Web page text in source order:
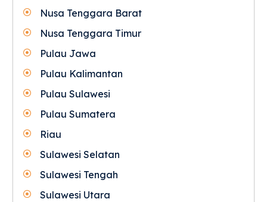
Nusa Tenggara Barat
Nusa Tenggara Timur
Pulau Jawa
Pulau Kalimantan
Pulau Sulawesi
Pulau Sumatera
Riau
Sulawesi Selatan
Sulawesi Tengah
Sulawesi Utara